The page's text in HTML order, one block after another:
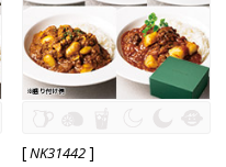
[NK31442]